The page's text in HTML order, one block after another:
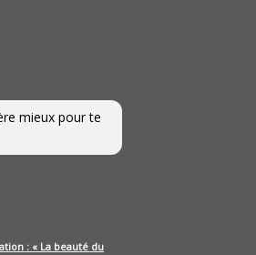
mieux pour te
: « La beauté du